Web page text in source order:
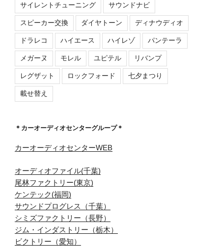
サイレントチューニング サウンドナビ
スピーカー交換 ダイヤトーン ディナウディオ
ドラレコ ハイエース ハイレゾ パンテーラ
メガーヌ モレル ユピテル リバンプ
レグザット ロックフォード 七夕まつり
載せ替え
＊カーオーディオセンターグループ＊
カーオーディオセンターWEB
オーディオファイル(千葉)
尾林ファクトリー(東京)
ケンテック(福岡)
サウンドプログレス（千葉）
シミズファクトリー（長野）
ジム・インダストリー（栃木）
ビクトリー（愛知）